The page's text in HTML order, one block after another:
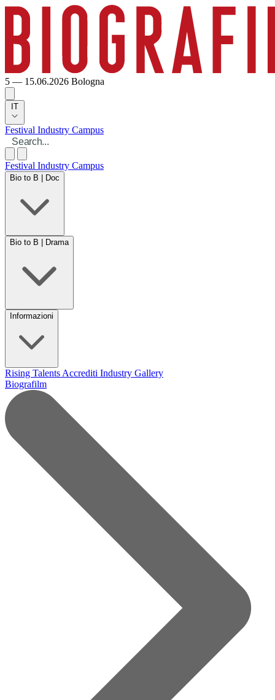
5 — 15.06.2026 Bologna
IT
Festival Industry Campus
Festival Industry Campus
Bio to B | Doc
Bio to B | Drama
Informazioni
Rising Talents Accrediti Industry Gallery
Biografilm